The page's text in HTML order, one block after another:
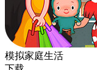
模拟家庭生活